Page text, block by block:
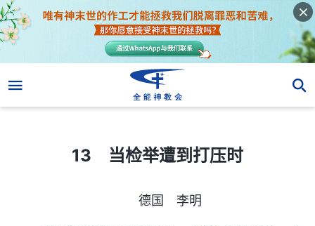
13 当检举遭到打压时
德国 李明